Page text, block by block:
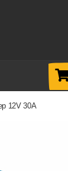
12V 30A